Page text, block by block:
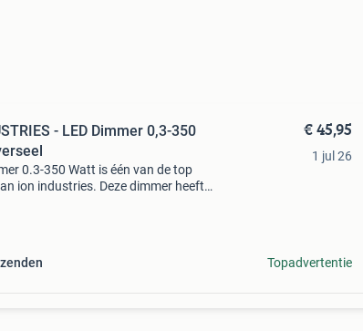
- LED Dimmer 0,3-350
0.3-350 Watt is één van de top
ion industries. Deze dimmer heeft
€ 45,95
1 jul 26
Topadvertentie